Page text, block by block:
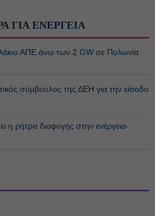
ΓΙΑ ΕΝΕΡΓΕΙΑ
ΑΠΕ άνω των 2 GW σε Πολωνία
σύμβουλος της ΔΕΗ για την είσοδο
η ρήτρα διαφυγής στην ενέργεια-